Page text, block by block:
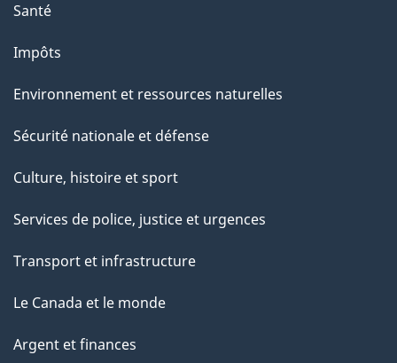
Santé
Impôts
Environnement et ressources naturelles
Sécurité nationale et défense
Culture, histoire et sport
Services de police, justice et urgences
Transport et infrastructure
Le Canada et le monde
Argent et finances